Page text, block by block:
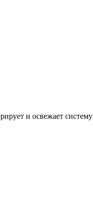
и освежает систему